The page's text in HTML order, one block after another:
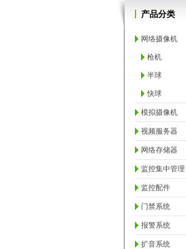
数字硬盘录像系统软件
产品分类
网络摄像机
枪机
半球
快球
模拟摄像机
视频服务器
网络存储器
监控集中管理
监控配件
门禁系统
报警系统
扩音系统